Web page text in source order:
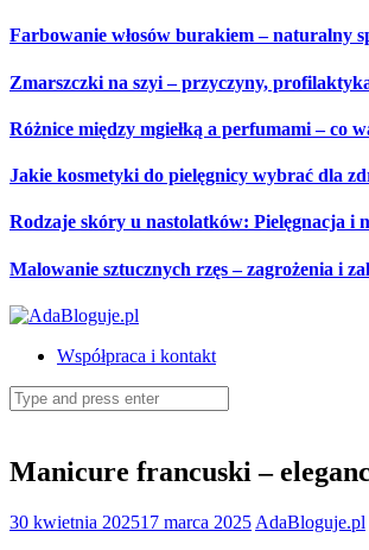
Skip
content
Farbowanie włosów burakiem – naturalny
Zmarszczki na szyi – przyczyny,
Różnice między mgiełką a perfumami – co
Jakie kosmetyki do pielęgnicy wybrać dla
Rodzaje skóry u nastolatków: Pielęgnacja i
Malowanie sztucznych rzęs – zagrożenia i
Współpraca i kontakt
Search
for:
Manicure francuski –
30 kwietnia 202517 marca 2025 AdaBloguje.pl